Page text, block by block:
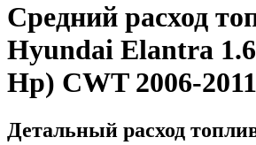
Средний расход
Hyundai Elantra
Hp) CWT 2006-2011
Детальный расход